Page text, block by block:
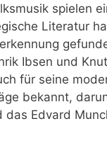
spielen
Literatur
Ibsen und
für seine
bekannt,
das Edvard